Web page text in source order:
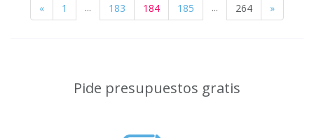
« 1 ... 183 184 185 ... 264 »
Pide presupuestos gratis